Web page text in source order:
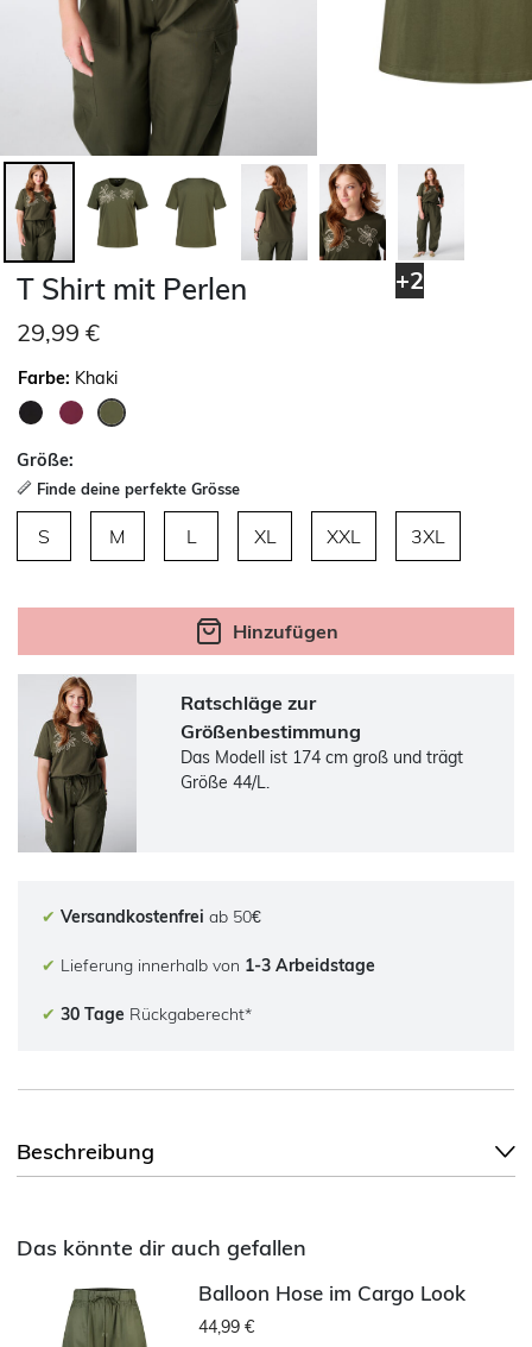
+2
T Shirt mit Perlen
29,99 €
Farbe: Khaki
Größe:
Finde deine perfekte Grösse
S M L XL XXL 3XL
Hinzufügen
Ratschläge zur
Größenbestimmung
Das Modell ist 174 cm groß und trägt
Größe 44/L.
✔ Versandkostenfrei ab 50€
✔ Lieferung innerhalb von 1-3 Arbeidstage
✔ 30 Tage Rückgaberecht*
Beschreibung
Das könnte dir auch gefallen
Balloon Hose im Cargo Look
44,99 €